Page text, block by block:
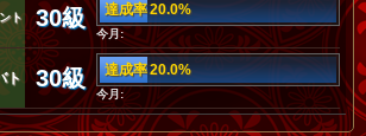
ト 30級 達成率 20.0%
今月:
ト 30級 達成率 20.0%
今月: